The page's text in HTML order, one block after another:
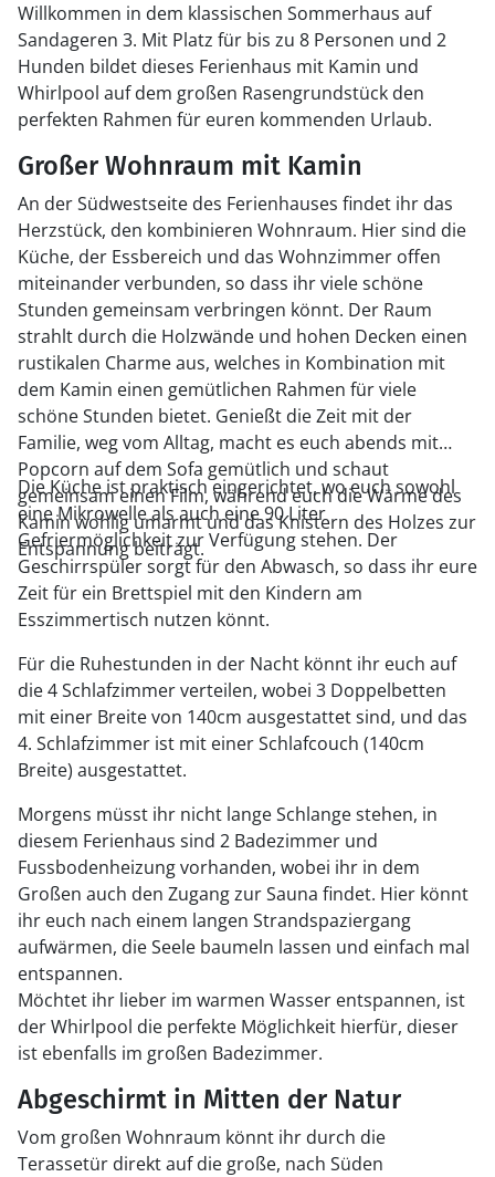
Willkommen in dem klassischen Sommerhaus auf
Sandageren 3. Mit Platz für bis zu 8 Personen und 2
Hunden bildet dieses Ferienhaus mit Kamin und
Whirlpool auf dem großen Rasengrundstück den
perfekten Rahmen für euren kommenden Urlaub.
Großer Wohnraum mit Kamin
An der Südwestseite des Ferienhauses findet ihr das
Herzstück, den kombinieren Wohnraum. Hier sind die
Küche, der Essbereich und das Wohnzimmer offen
miteinander verbunden, so dass ihr viele schöne
Stunden gemeinsam verbringen könnt. Der Raum
strahlt durch die Holzwände und hohen Decken einen
rustikalen Charme aus, welches in Kombination mit
dem Kamin einen gemütlichen Rahmen für viele
schöne Stunden bietet. Genießt die Zeit mit der
Familie, weg vom Alltag, macht es euch abends mit
Popcorn auf dem Sofa gemütlich und schaut
gemeinsam einen Film, während euch die Wärme des
Kamin wohlig umarmt und das Knistern des Holzes zur
Entspannung beiträgt.
Die Küche ist praktisch eingerichtet, wo euch sowohl
eine Mikrowelle als auch eine 90 Liter
Gefriermöglichkeit zur Verfügung stehen. Der
Geschirrspüler sorgt für den Abwasch, so dass ihr eure
Zeit für ein Brettspiel mit den Kindern am
Esszimmertisch nutzen könnt.
Für die Ruhestunden in der Nacht könnt ihr euch auf
die 4 Schlafzimmer verteilen, wobei 3 Doppelbetten
mit einer Breite von 140cm ausgestattet sind, und das
4. Schlafzimmer ist mit einer Schlafcouch (140cm
Breite) ausgestattet.
Morgens müsst ihr nicht lange Schlange stehen, in
diesem Ferienhaus sind 2 Badezimmer und
Fussbodenheizung vorhanden, wobei ihr in dem
Großen auch den Zugang zur Sauna findet. Hier könnt
ihr euch nach einem langen Strandspaziergang
aufwärmen, die Seele baumeln lassen und einfach mal
entspannen.
Möchtet ihr lieber im warmen Wasser entspannen, ist
der Whirlpool die perfekte Möglichkeit hierfür, dieser
ist ebenfalls im großen Badezimmer.
Abgeschirmt in Mitten der Natur
Vom großen Wohnraum könnt ihr durch die
Terassetür direkt auf die große, nach Süden